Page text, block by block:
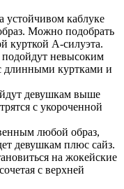
устойчивом каблуке
Можно подобрать
курткой А-силуэта.
невысоким
длинными куртками и
девушкам выше
с укороченной
любой образ,
девушкам плюс сайз.
на жокейские
с верхней